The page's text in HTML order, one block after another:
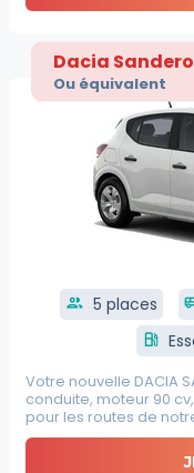
Dacia
Ou équivalent
group 5 places
local_gas_station
Votre nouvelle DACIA
conduite, moteur 90 cv,
pour les routes de